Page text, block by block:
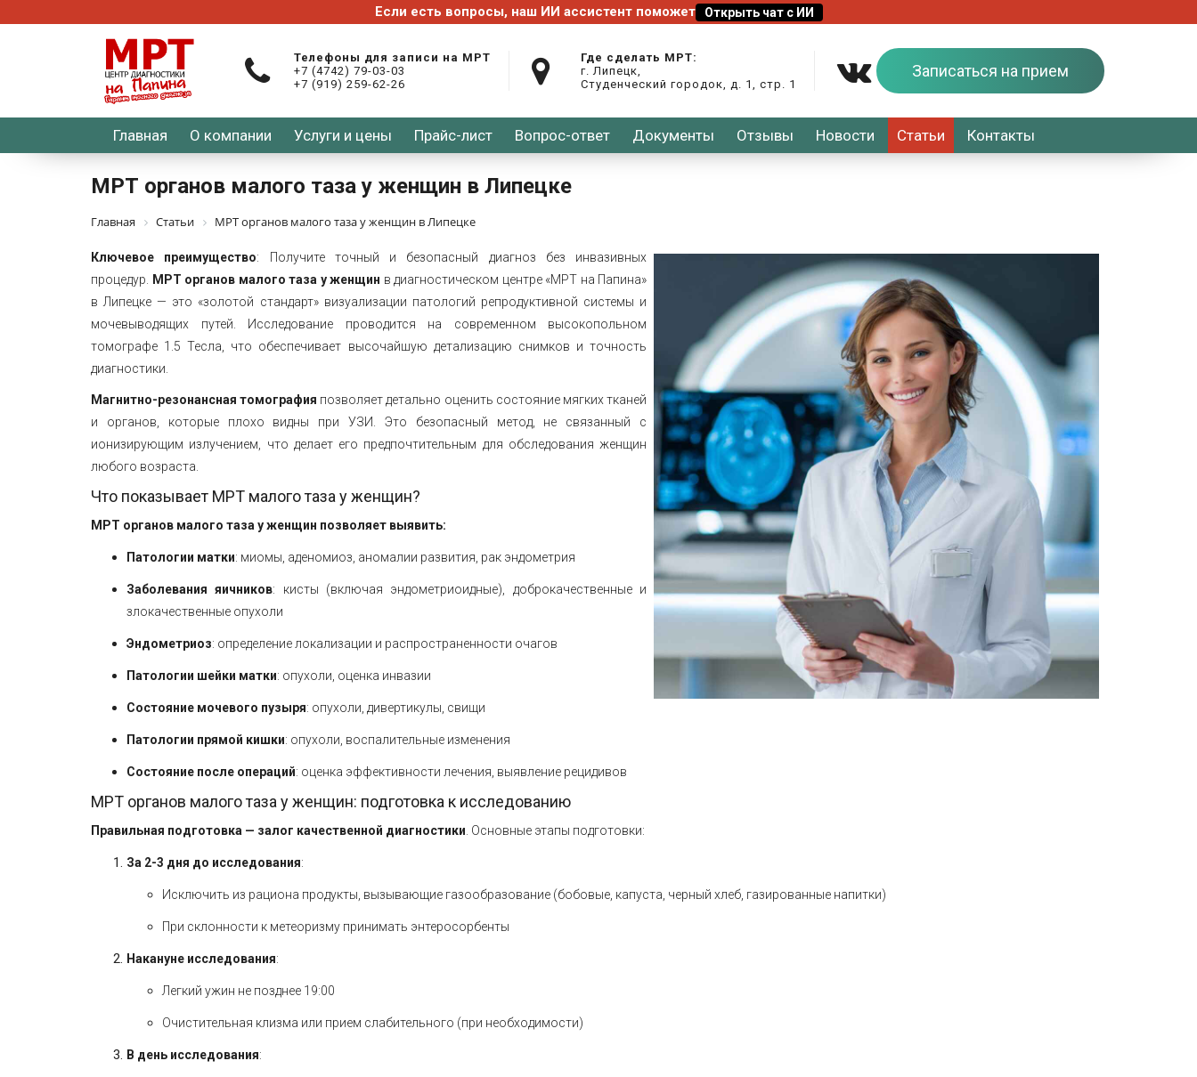
Телефоны для записи на МРТ
+7 (4742) 79-03-03
+7 (919) 259-62-26
Где сделать МРТ:
г. Липецк,
Студенческий городок, д. 1, стр. 1
Записаться на прием
Главная О компании Услуги и цены Прайс-лист Вопрос-ответ Документы Отзывы Новости Статьи Контакты
МРТ органов малого таза у женщин в Липецке
Главная Статьи МРТ органов малого таза у женщин в Липецке
Ключевое преимущество: Получите точный и безопасный диагноз без инвазивных
процедур. МРТ органов малого таза у женщин в диагностическом центре «МРТ на Папина»
в Липецке — это «золотой стандарт» визуализации патологий репродуктивной системы и
мочевыводящих путей. Исследование проводится на современном высокопольном
томографе 1.5 Тесла, что обеспечивает высочайшую детализацию снимков и точность
диагностики.
Магнитно-резонансная томография позволяет детально оценить состояние мягких тканей
и органов, которые плохо видны при УЗИ. Это безопасный метод, не связанный с
ионизирующим излучением, что делает его предпочтительным для обследования женщин
любого возраста.
Что показывает МРТ малого таза у женщин?
МРТ органов малого таза у женщин позволяет выявить:
Патологии матки: миомы, аденомиоз, аномалии развития, рак эндометрия
Заболевания яичников: кисты (включая эндометриоидные), доброкачественные и
злокачественные опухоли
Эндометриоз: определение локализации и распространенности очагов
Патологии шейки матки: опухоли, оценка инвазии
Состояние мочевого пузыря: опухоли, дивертикулы, свищи
Патологии прямой кишки: опухоли, воспалительные изменения
Состояние после операций: оценка эффективности лечения, выявление рецидивов
МРТ органов малого таза у женщин: подготовка к исследованию
Правильная подготовка — залог качественной диагностики . Основные этапы подготовки:
За 2-3 дня до исследования:
Исключить из рациона продукты, вызывающие газообразование (бобовые, капуста, черный хлеб, газированные напитки)
При склонности к метеоризму принимать энтеросорбенты
Накануне исследования:
Легкий ужин не позднее 19:00
Очистительная клизма или прием слабительного (при необходимости)
В день исследования: